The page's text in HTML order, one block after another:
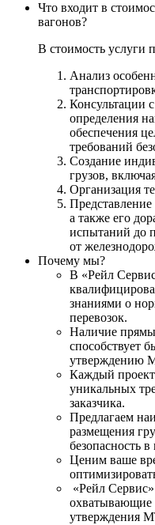
Что входит в
вагонов?
В стоимость услуги
Анализ
Консультации
определения
обеспечения
требований
Создание
грузов,
Организация
а также его
испытаний до
от
Почему мы?
В «Рейл
знаниями о
перевозок.
Наличие
способствует
утверждению
Каждый
уникальных
заказчика.
Предлагаем
размещения
безопасность в
Ценим ваше
«Рейл
охватывающие
утверждения